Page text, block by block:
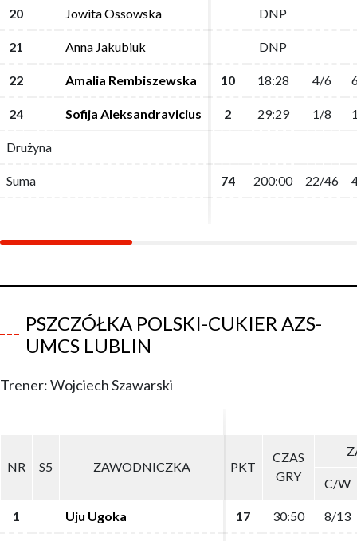
20 Jowita Ossowska DNP
21 Anna Jakubiuk DNP
22 Amalia Rembiszewska 10 18:28 4/6
24 Sofija Aleksandravicius 2 29:29 1/8
Drużyna
Suma 74 200:00 22/46
20 Jowita Ossowska DNP
21 Anna Jakubiuk DNP
22 Amalia Rembiszewska 10 18:28 4/6
24 Sofija Aleksandravicius 2 29:29 1/8
Drużyna
Suma 74 200:00 22/46
PSZCZÓŁKA POLSKI-CUKIER AZS-
UMCS LUBLIN
Trener: Wojciech Szawarski
NR S5 ZAWODNICZKA PKT
CZAS
GRY
C/W
1 Uju Ugoka 17 30:50 8/13
NR S5 ZAWODNICZKA PKT
CZAS
GRY
C/W
1 Uju Ugoka 17 30:50 8/13